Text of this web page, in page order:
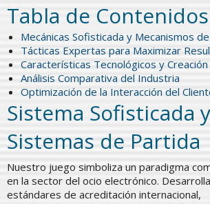
Tabla de Contenidos
Mecánicas Sofisticada y Mecanismos
Tácticas Expertas para Maximizar
Características Tecnológicos y Creación
Análisis Comparativa del Industria
Optimización de la Interacción del
Sistema Sofisticada y
Sistemas de Partida
Nuestro juego simboliza un paradigma
en la sector del ocio electrónico.
estándares de acreditación internacional,